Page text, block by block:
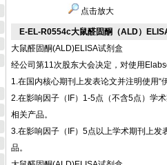
点击放大
E-EL-R0554c大鼠醛固酮（ALD）
大鼠醛固酮(ALD)ELISA试剂盒
经公司第11次股东大会决定，对使用
1.在国内核心期刊上发表论文并注明使用
2.在影响因子（IF）1-5点（不含5点）学
相关产品。
3.在影响因子（IF）5点以上学术期刊上
品。